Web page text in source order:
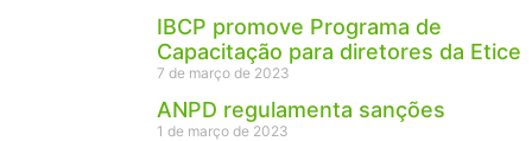
IBCP promove Programa de
Capacitação para diretores da Etice
7 de março de 2023
ANPD regulamenta sanções
1 de março de 2023